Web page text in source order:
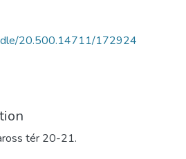
20.500.14711/172924
tér 20-21.